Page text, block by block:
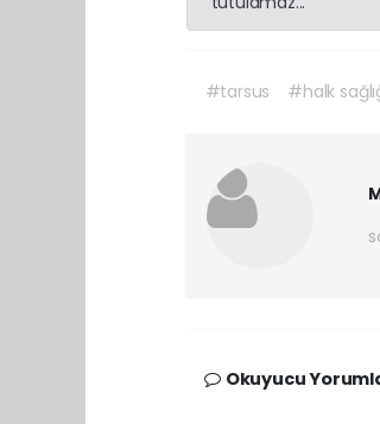
#tarsus #halk
Okuyucu